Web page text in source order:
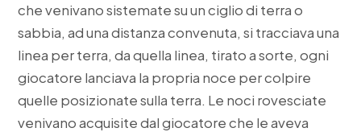
che venivano sistemate su un ciglio di terra o
sabbia, ad una distanza convenuta, si tracciava una
linea per terra, da quella linea, tirato a sorte, ogni
giocatore lanciava la propria noce per colpire
quelle posizionate sulla terra. Le noci rovesciate
venivano acquisite dal giocatore che le aveva